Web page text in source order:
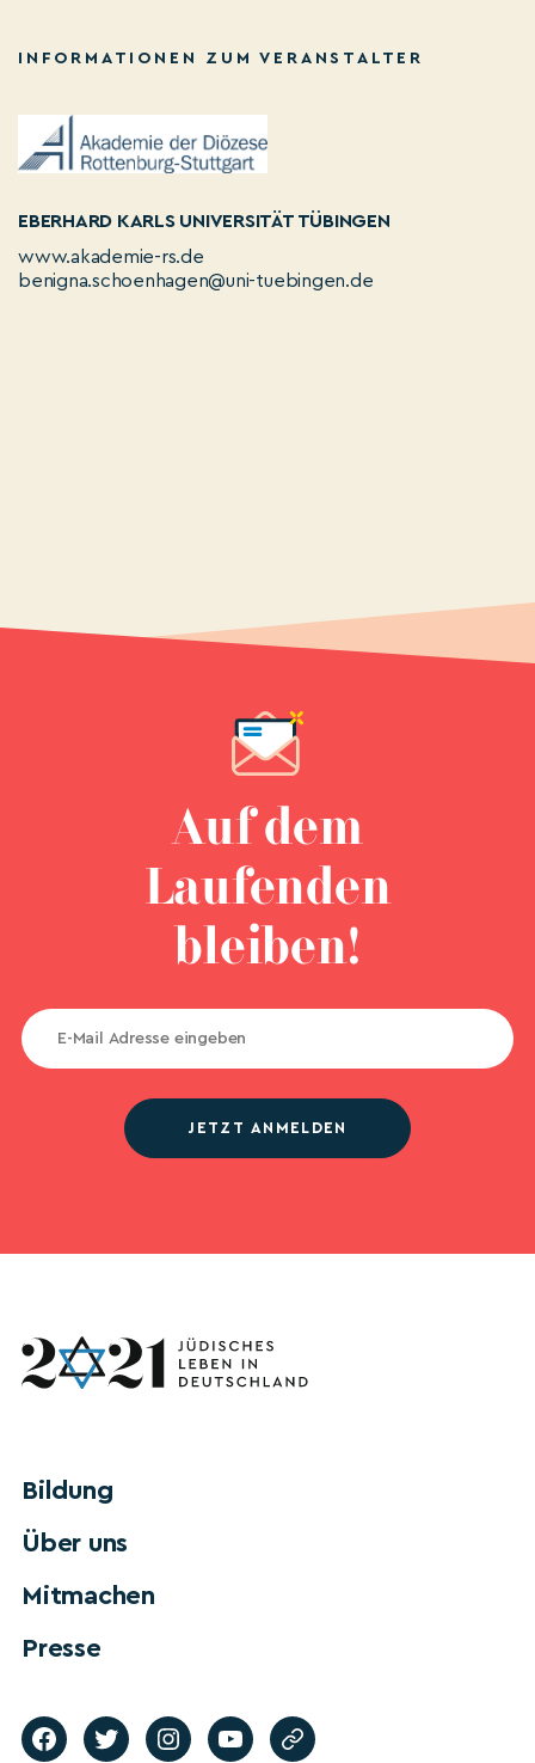
INFORMATIONEN ZUM VERANSTALTER
EBERHARD KARLS UNIVERSITÄT TÜBINGEN
www.akademie-rs.de
benigna.schoenhagen@uni-tuebingen.de
Auf dem
Laufenden
bleiben!
JETZT ANMELDEN
Bildung
Über uns
Mitmachen
Presse